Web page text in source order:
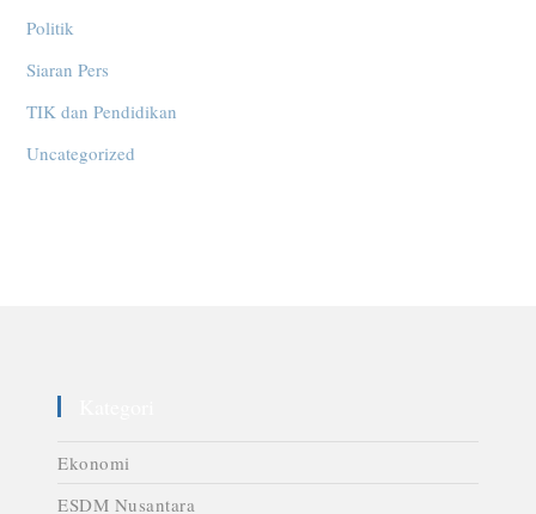
Politik
Siaran Pers
TIK dan Pendidikan
Uncategorized
Ekonomi
ESDM Nusantara